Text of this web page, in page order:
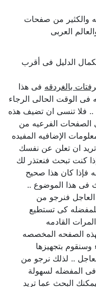
من صفحات
العربى
الدليل فى أقرب
بالغردقهفى هذا
الوقت الحالى الرجاء
فلا تنسى ان تضيف هذه
الفرعيه من
الإضافيه المفيده
ان تعلن عن نفسك
كنت تبحث فنعتذر لك
كان هذا صحيح
هذا الموضوع ..
فنرجو من
كى تستطيع
القادمه
الصفحه المخصصه
بتجهيزها
.. لذلك نرجو من
المفضله لسهولة
البحث عما تريد